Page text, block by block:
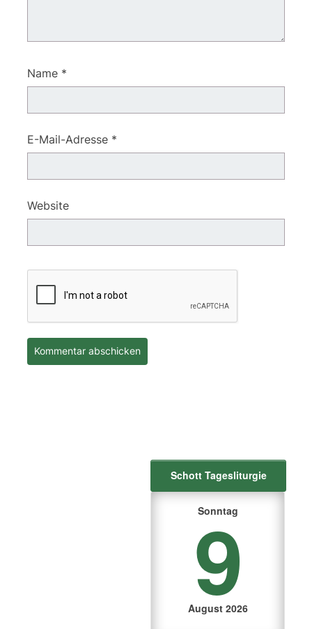
Name *
E-Mail-Adresse *
Website
Schott Tagesliturgie
Sonntag
9
August 2026